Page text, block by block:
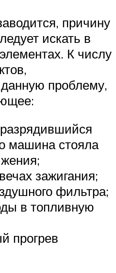
причину
искать в
К числу
проблему,
машина стояла
зажигания;
фильтра;
в топливную
прогрев